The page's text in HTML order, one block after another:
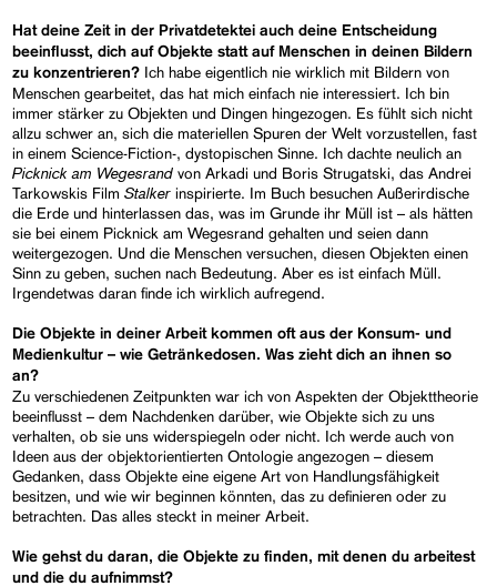
Hat deine Zeit in der Privatdetektei auch deine Entscheidung
beeinflusst, dich auf Objekte statt auf Menschen in deinen Bildern
zu konzentrieren? Ich habe eigentlich nie wirklich mit Bildern von
Menschen gearbeitet, das hat mich einfach nie interessiert. Ich bin
immer stärker zu Objekten und Dingen hingezogen. Es fühlt sich nicht
allzu schwer an, sich die materiellen Spuren der Welt vorzustellen, fast
in einem Science-Fiction-, dystopischen Sinne. Ich dachte neulich an
Picknick am Wegesrand von Arkadi und Boris Strugatski, das Andrei
Tarkowskis FilmStalker inspirierte. Im Buch besuchen Außerirdische
die Erde und hinterlassen das, was im Grunde ihr Müll ist – als hätten
sie bei einem Picknick am Wegesrand gehalten und seien dann
weitergezogen. Und die Menschen versuchen, diesen Objekten einen
Sinn zu geben, suchen nach Bedeutung. Aber es ist einfach Müll.
Irgendetwas daran finde ich wirklich aufregend.
Die Objekte in deiner Arbeit kommen oft aus der Konsum- und
Medienkultur – wie Getränkedosen. Was zieht dich an ihnen so
an?
Zu verschiedenen Zeitpunkten war ich von Aspekten der Objekttheorie
beeinflusst – dem Nachdenken darüber, wie Objekte sich zu uns
verhalten, ob sie uns widerspiegeln oder nicht. Ich werde auch von
Ideen aus der objektorientierten Ontologie angezogen – diesem
Gedanken, dass Objekte eine eigene Art von Handlungsfähigkeit
besitzen, und wie wir beginnen könnten, das zu definieren oder zu
betrachten. Das alles steckt in meiner Arbeit.
Wie gehst du daran, die Objekte zu finden, mit denen du arbeitest
und die du aufnimmst?